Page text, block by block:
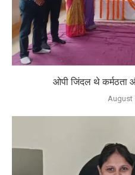
ओपी जिंदल थे कर्मठता
August